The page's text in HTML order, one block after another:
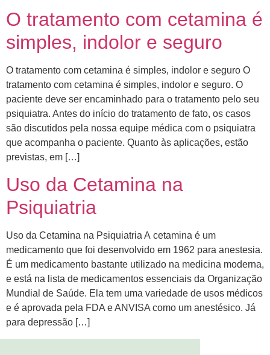
O tratamento com cetamina é
simples, indolor e seguro
O tratamento com cetamina é simples, indolor e seguro O
tratamento com cetamina é simples, indolor e seguro. O
paciente deve ser encaminhado para o tratamento pelo seu
psiquiatra. Antes do início do tratamento de fato, os casos
são discutidos pela nossa equipe médica com o psiquiatra
que acompanha o paciente. ​Quanto às aplicações, estão
previstas, em […]
Uso da Cetamina na
Psiquiatria
Uso da Cetamina na Psiquiatria A cetamina é um
medicamento que foi desenvolvido em 1962 para anestesia.
É um medicamento bastante utilizado na medicina moderna,
e está na lista de medicamentos essenciais da Organização
Mundial de Saúde. Ela tem uma variedade de usos médicos
e é aprovada pela FDA e ANVISA como um anestésico. Já
para depressão […]